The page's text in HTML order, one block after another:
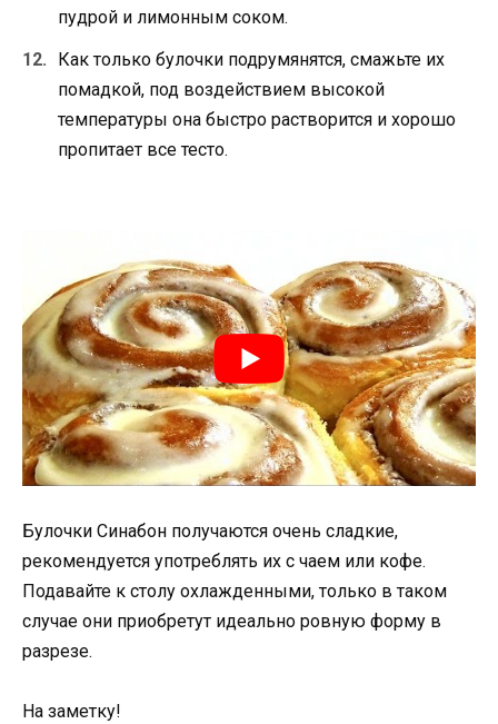
пудрой и лимонным соком.
Как только булочки подрумянятся, смажьте их
помадкой, под воздействием высокой
температуры она быстро растворится и хорошо
пропитает все тесто.
Булочки Синабон получаются очень сладкие,
рекомендуется употреблять их с чаем или кофе.
Подавайте к столу охлажденными, только в таком
случае они приобретут идеально ровную форму в
разрезе.
На заметку!